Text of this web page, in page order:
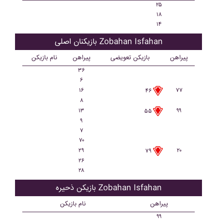
۲۵
۱۸
۱۴
بازیکنان اصلی Zobahan Isfahan
نام بازیکن پیراهن بازیکن تعویضی پیراهن
۳۶
۶
۱۶
۴۶
۷۷
۸
۱۳
۵۵
۹۹
۹
۷
۷۰
۲۹
۷۹
۲۰
۲۶
۲۸
بازیکن ذحیره Zobahan Isfahan
نام بازیکن پیراهن
۹۹